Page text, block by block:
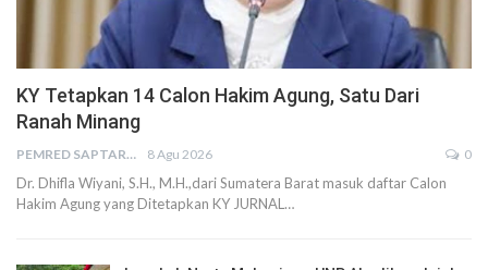
KY Tetapkan 14 Calon Hakim Agung, Satu Dari
Ranah Minang
PEMRED SAPTARIUS 8 Agu 2026 0
Dr. Dhifla Wiyani, S.H., M.H.,dari Sumatera Barat masuk daftar Calon
Hakim Agung yang Ditetapkan KY JURNAL…